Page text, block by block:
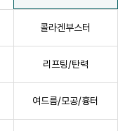
콜라겐부스터
리프팅/탄력
여드름/모공/흉터